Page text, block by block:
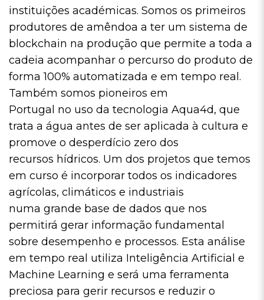
instituições académicas. Somos os primeiros
produtores de amêndoa a ter um sistema de
blockchain na produção que permite a toda a
cadeia acompanhar o percurso do produto de
forma 100% automatizada e em tempo real.
Também somos pioneiros em
Portugal no uso da tecnologia Aqua4d, que
trata a água antes de ser aplicada à cultura e
promove o desperdício zero dos
recursos hídricos. Um dos projetos que temos
em curso é incorporar todos os indicadores
agrícolas, climáticos e industriais
numa grande base de dados que nos
permitirá gerar informação fundamental
sobre desempenho e processos. Esta análise
em tempo real utiliza Inteligência Artificial e
Machine Learning e será uma ferramenta
preciosa para gerir recursos e reduzir o